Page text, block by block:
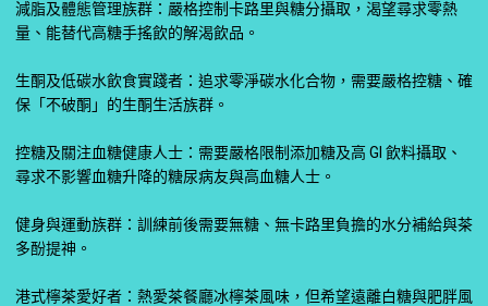
減脂及體態管理族群：嚴格控制卡路里與糖分攝取，渴望尋求零熱
量、能替代高糖手搖飲的解渴飲品。
生酮及低碳水飲食實踐者：追求零淨碳水化合物，需要嚴格控糖、確
保「不破酮」的生酮生活族群。
控糖及關注血糖健康人士：需要嚴格限制添加糖及高 GI 飲料攝取、
尋求不影響血糖升降的糖尿病友與高血糖人士。
健身與運動族群：訓練前後需要無糖、無卡路里負擔的水分補給與茶
多酚提神。
港式檸茶愛好者：熱愛茶餐廳冰檸茶風味，但希望遠離白糖與肥胖風